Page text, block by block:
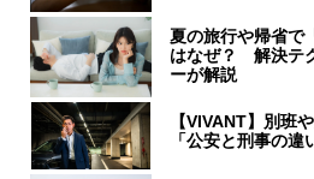
夏の旅行や帰省で
はなぜ？ 解決テ
ーが解説
【VIVANT】別班
「公安と刑事の